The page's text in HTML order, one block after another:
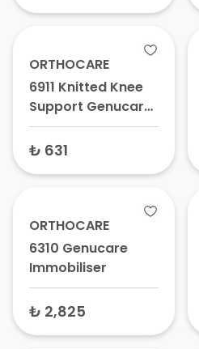
ORTHOCARE
6911 Knitted Knee
Support Genucare
Easy Örme Dizlik -
Medikal Diz
₺ 631
ORTHOCARE
6310 Genucare
Immobiliser
₺ 2,825